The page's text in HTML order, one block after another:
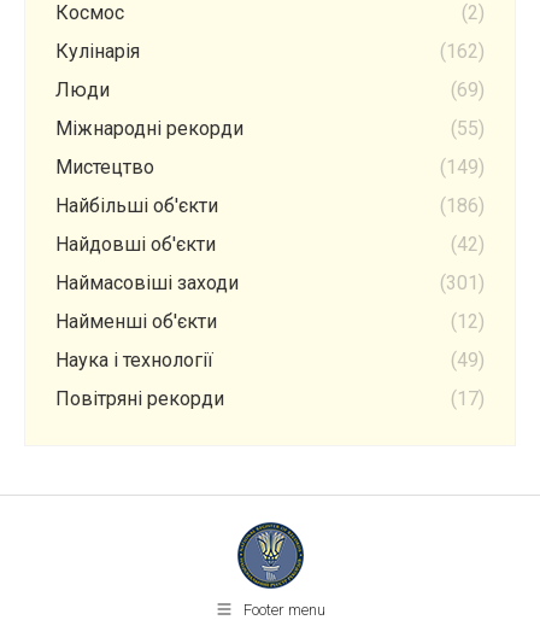
Космос
(2)
Кулінарія
(162)
Люди
(69)
Міжнародні рекорди
(55)
Мистецтво
(149)
Найбільші об'єкти
(186)
Найдовші об'єкти
(42)
Наймасовіші заходи
(301)
Найменші об'єкти
(12)
Наука і технології
(49)
Повітряні рекорди
(17)
Footer menu